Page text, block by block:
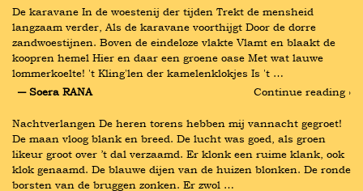
De karavane In de woestenij der tijden Trekt de mensheid
langzaam verder, Als de karavane voorthijgt Door de dorre
zandwoestijnen. Boven de eindeloze vlakte Vlamt en blaakt de
koopren hemel Hier en daar een groene oase Met wat lauwe
lommerkoelte! 't Kling'len der kamelenklokjes Is 't …
― Soera RANA
Continue reading ›
Nachtverlangen De heren torens hebben mij vannacht gegroet!
De maan vloog blank en breed. De lucht was goed, als groen
likeur groot over ’t dal verzaamd. Er klonk een ruime klank, ook
klok genaamd. De blauwe dijen van de huizen blonken. De ronde
borsten van de bruggen zonken. Er zwol …